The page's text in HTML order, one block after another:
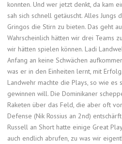
konnten. Und wer jetzt denkt, da kam
sah sich schnell getäuscht. Alles Jungs
Gringos die Stirn zu bieten. Das geht
Wahrscheinlich hätten wir drei Teams
wir hätten spielen können. Ladi
Anfang an keine Schwächen
was er in den Einheiten lernt, mit
Landwehr machte die Plays, so wie es
gewinnen will. Die Dominikaner
Raketen über das Feld, die aber oft
Defense (Nik Rossius an 2nd)
Russell an Short hatte einige Great
auch endlich abrufen, zu was wir